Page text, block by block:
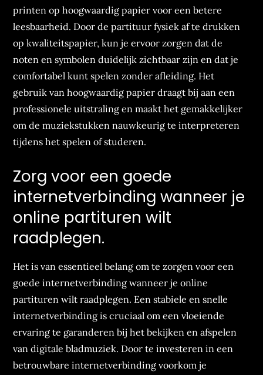
printen op hoogwaardig papier voor een betere
leesbaarheid. Door de partituur fysiek af te drukken
op kwaliteitspapier, kun je ervoor zorgen dat de
noten en symbolen duidelijk zichtbaar zijn en dat je
comfortabel kunt spelen zonder afleiding. Het
gebruik van hoogwaardig papier draagt bij aan een
professionele uitstraling en maakt het gemakkelijker
om de muziekstukken nauwkeurig te interpreteren
tijdens het spelen of studeren.
Zorg voor een goede
internetverbinding wanneer je
online partituren wilt
raadplegen.
Het is van essentieel belang om te zorgen voor een
goede internetverbinding wanneer je online
partituren wilt raadplegen. Een stabiele en snelle
internetverbinding is cruciaal om een vloeiende
ervaring te garanderen bij het bekijken en afspelen
van digitale bladmuziek. Door te investeren in een
betrouwbare internetverbinding voorkom je